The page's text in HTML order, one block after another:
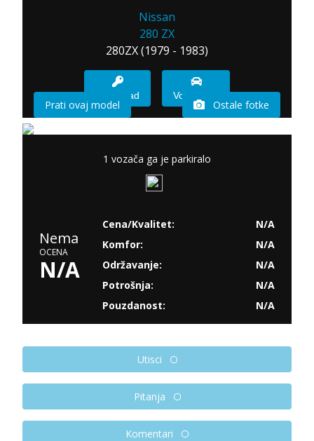
Nissan
280 ZX
280ZX (1979 - 1983)
Imam sad Vozio sam
Prati ovaj model Ostale fotke
1 vozača ga je parkiralo
Nema
OCENA
N/A
Cena/Kvalitet:
N/A
Komfor:
N/A
Održavanje:
N/A
Potrošnja:
N/A
Pouzdanost:
N/A
Utisci
Pitanja
Komentari